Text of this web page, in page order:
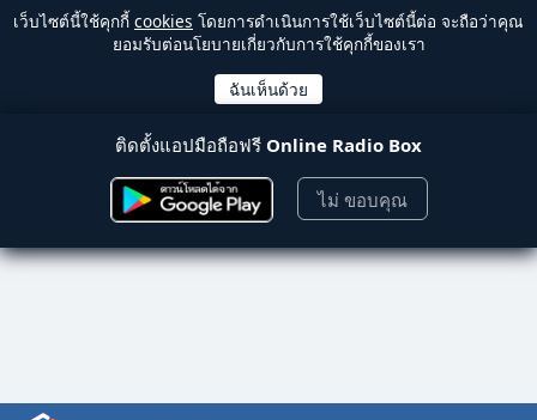
เว็บไซต์นี้ใช้คุกกี้ cookies โดยการดำเนินการใช้เว็บไซต์นี้ต่อ จะถือว่าคุณ
ยอมรับต่อนโยบายเกี่ยวกับการใช้คุกกี้ของเรา
ติดตั้งแอปมือถือฟรี Online Radio Box
ไม่ ขอบคุณ